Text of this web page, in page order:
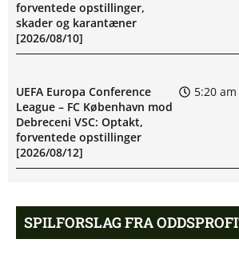
forventede opstillinger,
skader og karantæner
[2026/08/10]
UEFA Europa Conference
League – FC København mod
Debreceni VSC: Optakt,
forventede opstillinger
[2026/08/12]
5:20 am
Eric Noel Patrik Milleskog i
tvivl hos Sirius
8:49 pm
SPILFORSLAG FRA